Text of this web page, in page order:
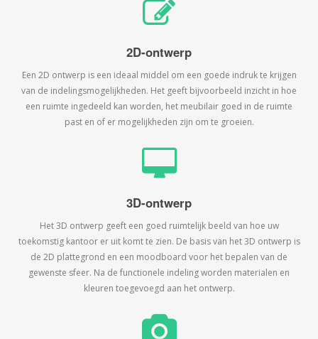
2D-ontwerp
Een 2D ontwerp is een ideaal middel om een goede indruk te krijgen
van de indelingsmogelijkheden. Het geeft bijvoorbeeld inzicht in hoe
een ruimte ingedeeld kan worden, het meubilair goed in de ruimte
past en of er mogelijkheden zijn om te groeien.
3D-ontwerp
Het 3D ontwerp geeft een goed ruimtelijk beeld van hoe uw
toekomstig kantoor er uit komt te zien. De basis van het 3D ontwerp is
de 2D plattegrond en een moodboard voor het bepalen van de
gewenste sfeer. Na de functionele indeling worden materialen en
kleuren toegevoegd aan het ontwerp.